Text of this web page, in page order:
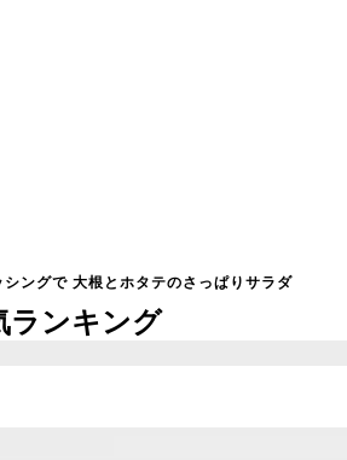
シングで 大根とホタテのさっぱりサラダ
ランキング